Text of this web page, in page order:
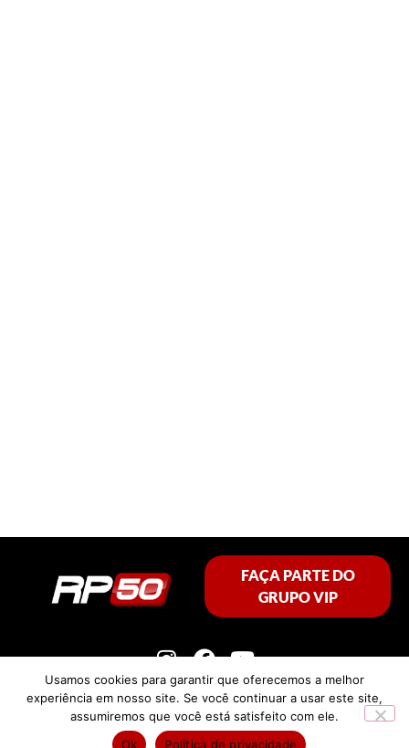
FAÇA PARTE DO
GRUPO VIP
Política de privacidade
Usamos cookies para garantir que oferecemos a melhor
experiência em nosso site. Se você continuar a usar este site,
assumiremos que você está satisfeito com ele.
Ok
Política de privacidade